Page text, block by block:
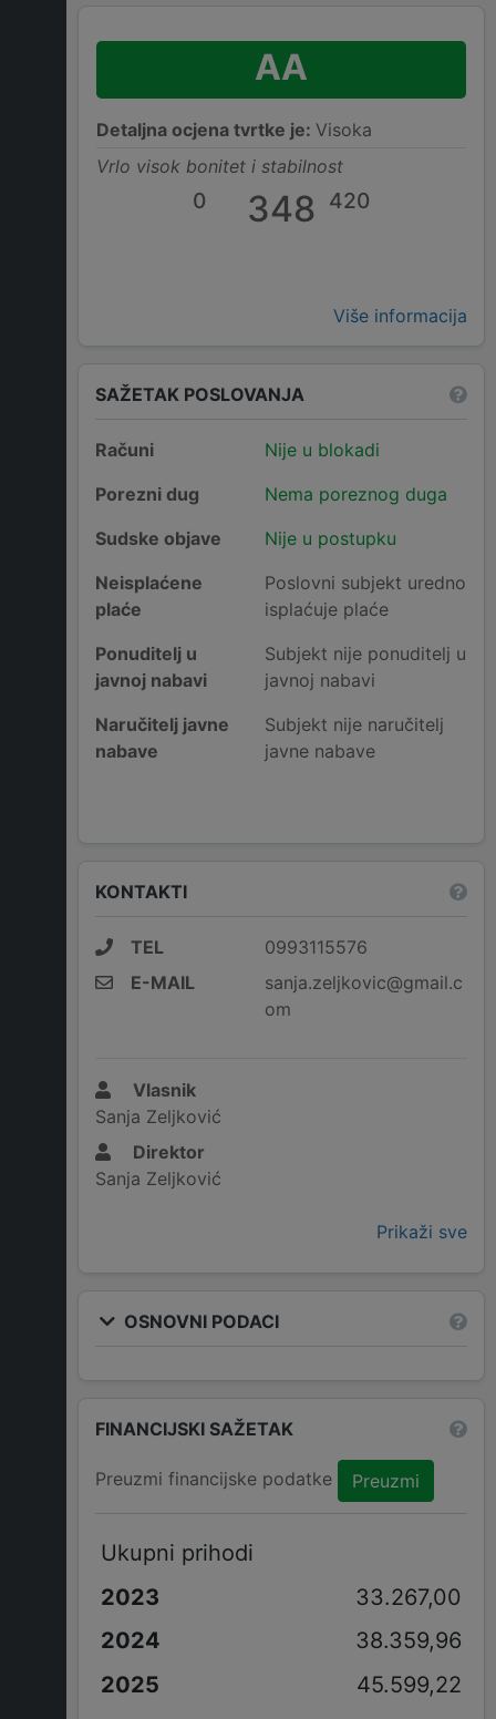
AA
Detaljna ocjena tvrtke je: Visoka
Vrlo visok bonitet i stabilnost
0 348 420
Više informacija
SAŽETAK POSLOVANJA
Računi
Nije u blokadi
Porezni dug
Nema poreznog duga
Sudske objave
Nije u postupku
Neisplaćene
plaće
Poslovni subjekt uredno
isplaćuje plaće
Ponuditelj u
javnoj nabavi
Subjekt nije ponuditelj u
javnoj nabavi
Naručitelj javne
nabave
Subjekt nije naručitelj
javne nabave
KONTAKTI
TEL
0993115576
E-MAIL
sanja.zeljkovic@gmail.c
om
Vlasnik
Sanja Zeljković
Direktor
Sanja Zeljković
Prikaži sve
OSNOVNI PODACI
FINANCIJSKI SAŽETAK
Preuzmi financijske podatke Preuzmi
Ukupni prihodi
33.267,00
38.359,96
45.599,22